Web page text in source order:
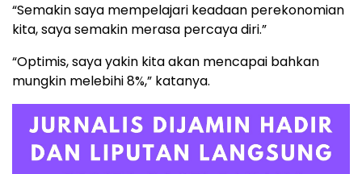
“Semakin saya mempelajari keadaan perekonomian
kita, saya semakin merasa percaya diri.”
“Optimis, saya yakin kita akan mencapai bahkan
mungkin melebihi 8%,” katanya.